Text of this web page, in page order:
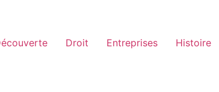
Droit Entreprises Histoire